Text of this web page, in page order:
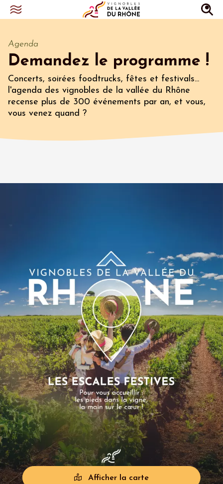
Agenda
Demandez le programme !
Concerts, soirées foodtrucks, fêtes et festivals...
l'agenda des vignobles de la vallée du Rhône
recense plus de 300 événements par an, et vous,
vous venez quand ?
Afficher la carte